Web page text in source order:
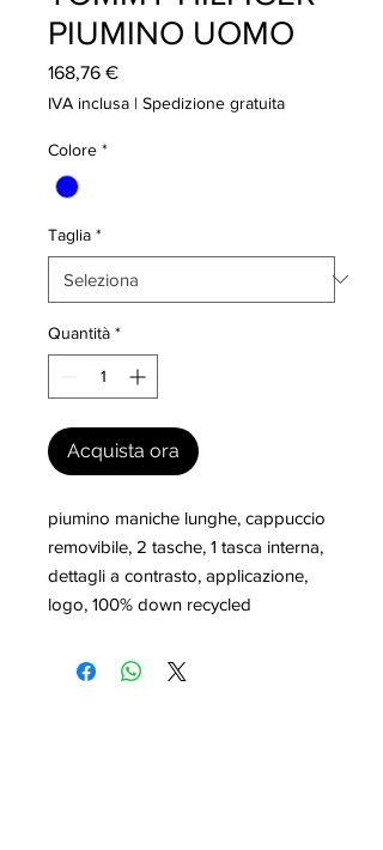
PIUMINO UOMO
168,76 €Prezzo
IVA inclusa | Spedizione gratuita
Colore *
Taglia *
Quantità *
Acquista ora
piumino maniche lunghe, cappuccio
removibile, 2 tasche, 1 tasca interna,
dettagli a contrasto, applicazione,
logo, 100% down recycled